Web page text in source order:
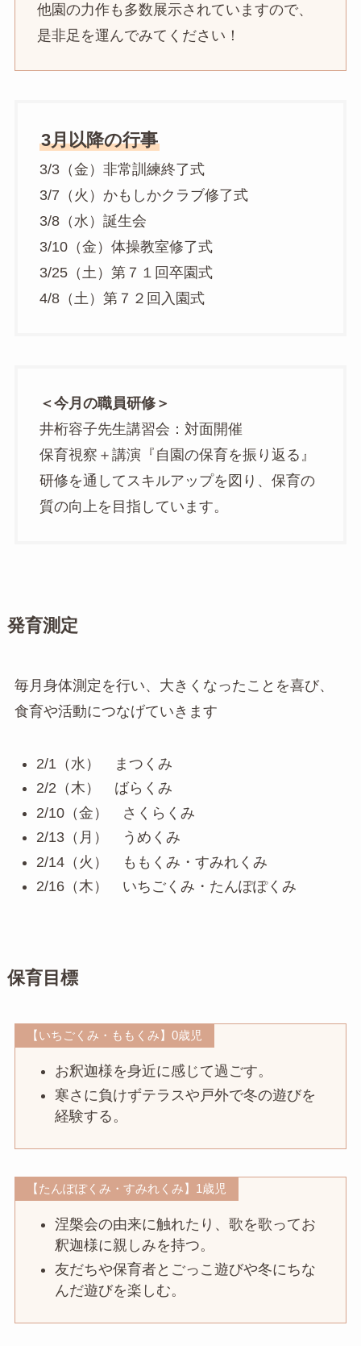
他園の力作も多数展示されていますので、
是非足を運んでみてください！
3月以降の行事
3/3（金）非常訓練終了式
3/7（火）かもしかクラブ修了式
3/8（水）誕生会
3/10（金）体操教室修了式
3/25（土）第７１回卒園式
4/8（土）第７２回入園式
＜今月の職員研修＞
井桁容子先生講習会：対面開催
保育視察＋講演『自園の保育を振り返る』
研修を通してスキルアップを図り、保育の
質の向上を目指しています。
発育測定
毎月身体測定を行い、大きくなったことを喜び、
食育や活動につなげていきます
2/1（水） まつくみ
2/2（木） ばらくみ
2/10（金） さくらくみ
2/13（月） うめくみ
2/14（火） ももくみ・すみれくみ
2/16（木） いちごくみ・たんぽぽくみ
保育目標
【いちごくみ・ももくみ】0歳児
お釈迦様を身近に感じて過ごす。
寒さに負けずテラスや戸外で冬の遊びを
経験する。
【たんぽぽくみ・すみれくみ】1歳児
涅槃会の由来に触れたり、歌を歌ってお
釈迦様に親しみを持つ。
友だちや保育者とごっこ遊びや冬にちな
んだ遊びを楽しむ。